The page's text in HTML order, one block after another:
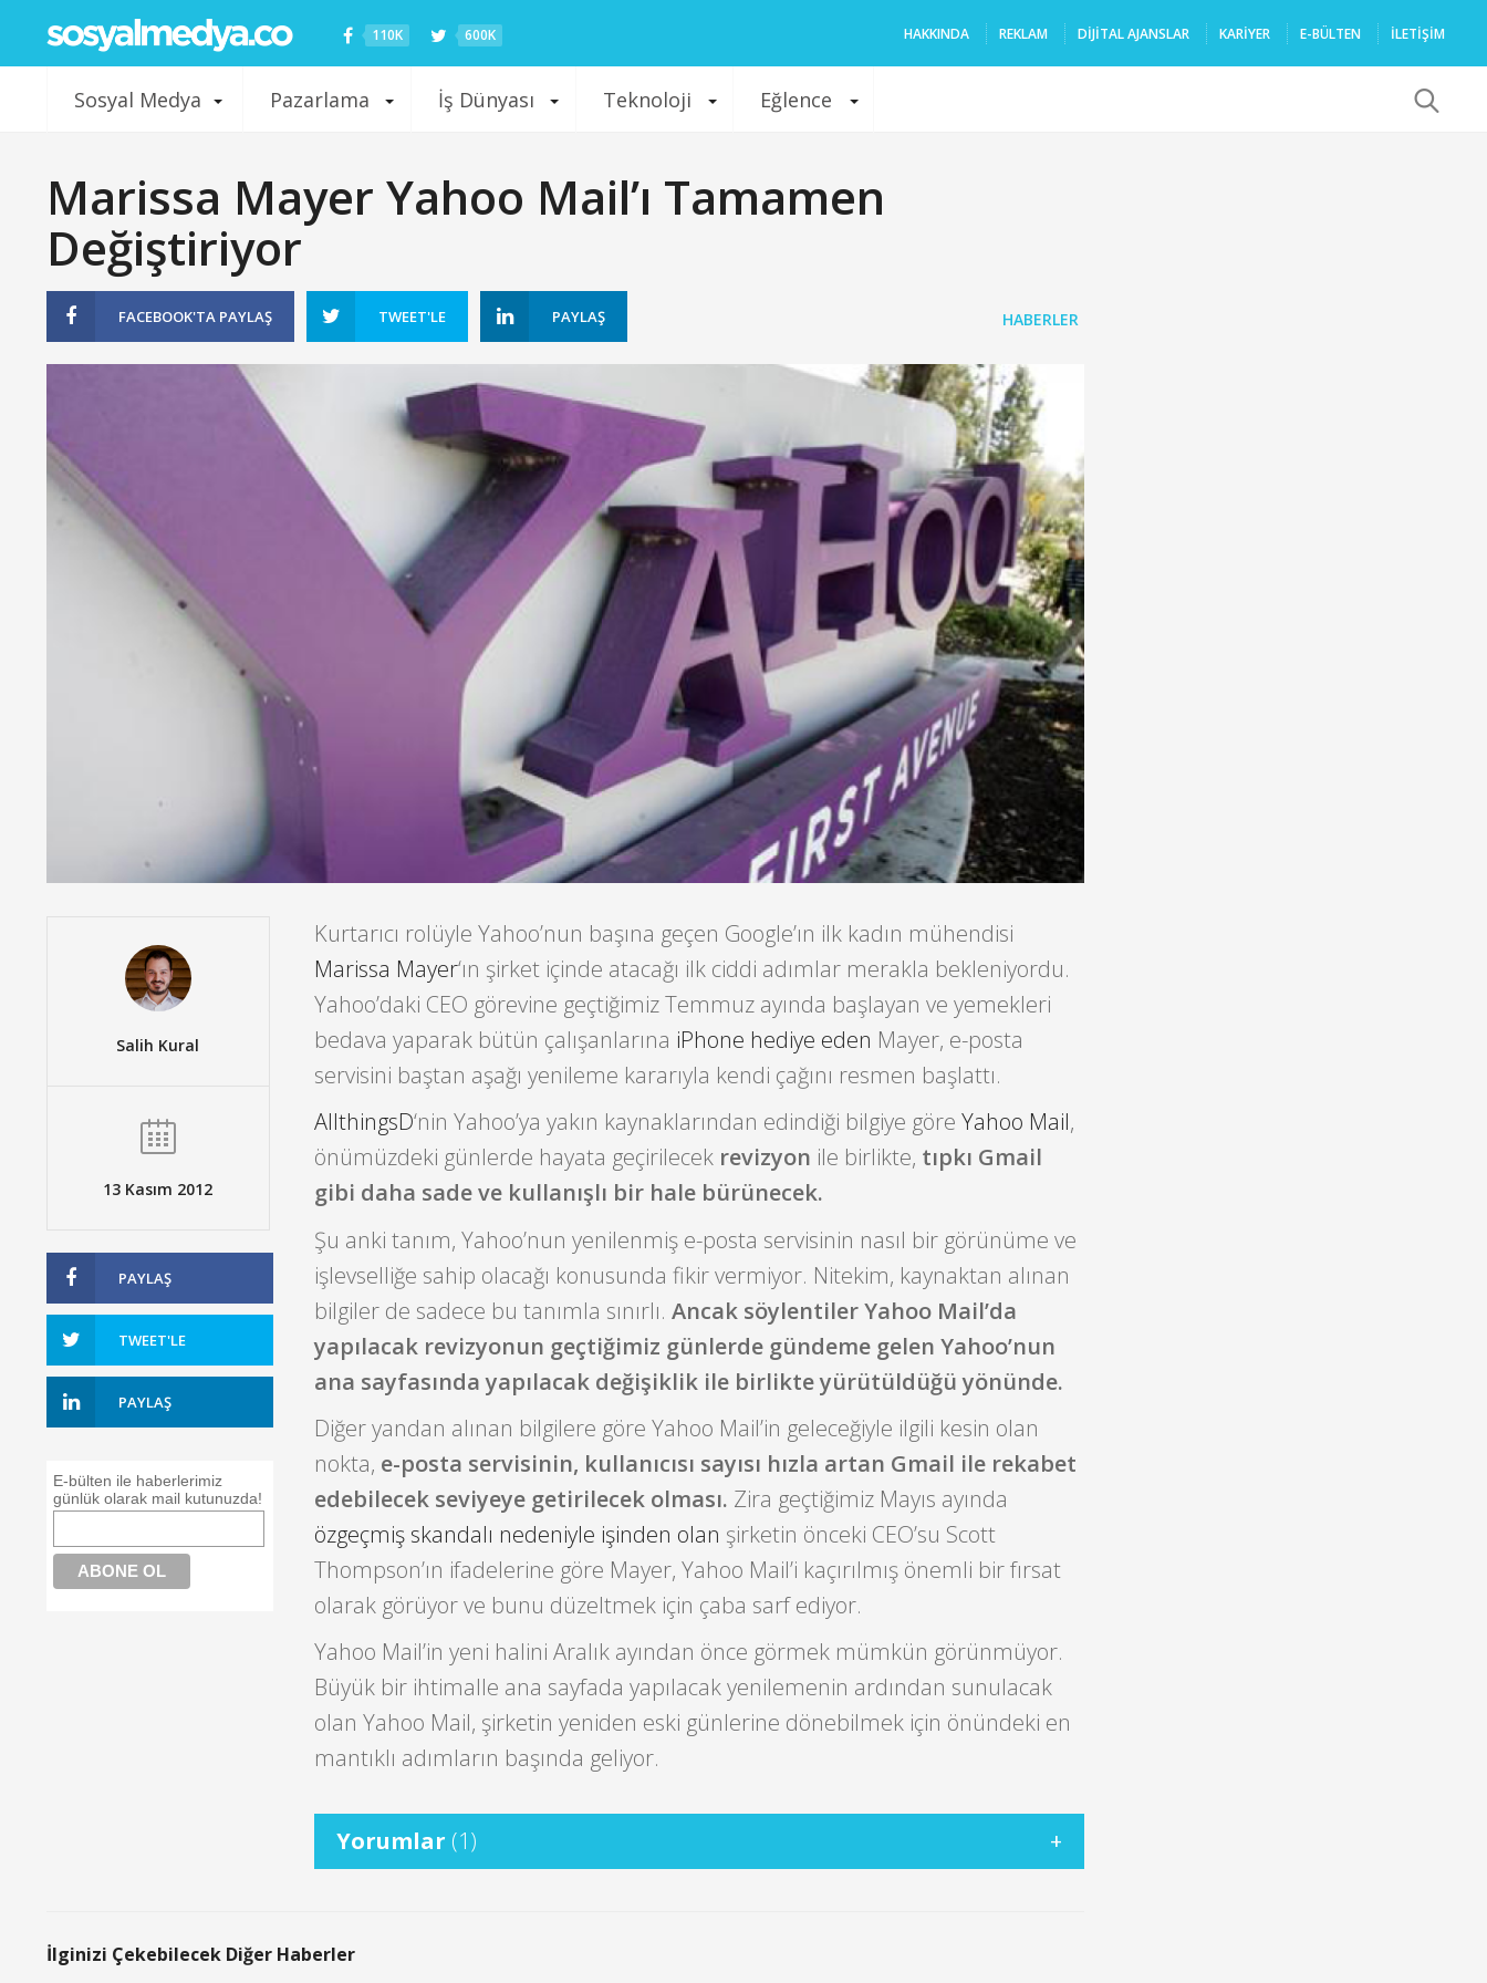
110K 600K HAKKINDA REKLAM DIJITAL AJANSLAR KARIYER E-BÜLTEN İLETİŞİM
Sosyal Medya Pazarlama İş Dünyası Teknoloji Eğlence
Marissa Mayer Yahoo Mail’ı Tamamen
Değiştiriyor
FACEBOOK'TA PAYLAŞ TWEET'LE PAYLAŞ HABERLER
Salih Kural
13 Kasım 2012
PAYLAŞ
TWEET'LE
PAYLAŞ
E-bülten ile haberlerimiz
günlük olarak mail kutunuzda!
Kurtarıcı rolüyle Yahoo’nun başına geçen Google’ın ilk kadın mühendisi
Marissa Mayer‘ın şirket içinde atacağı ilk ciddi adımlar merakla bekleniyordu.
Yahoo’daki CEO görevine geçtiğimiz Temmuz ayında başlayan ve yemekleri
bedava yaparak bütün çalışanlarına iPhone hediye eden Mayer, e-posta
servisini baştan aşağı yenileme kararıyla kendi çağını resmen başlattı.
AllthingsD‘nin Yahoo’ya yakın kaynaklarından edindiği bilgiye göre Yahoo Mail,
önümüzdeki günlerde hayata geçirilecek revizyon ile birlikte, tıpkı Gmail
gibi daha sade ve kullanışlı bir hale bürünecek.
Şu anki tanım, Yahoo’nun yenilenmiş e-posta servisinin nasıl bir görünüme ve
işlevselliğe sahip olacağı konusunda fikir vermiyor. Nitekim, kaynaktan alınan
bilgiler de sadece bu tanımla sınırlı. Ancak söylentiler Yahoo Mail’da
yapılacak revizyonun geçtiğimiz günlerde gündeme gelen Yahoo’nun
ana sayfasında yapılacak değişiklik ile birlikte yürütüldüğü yönünde.
Diğer yandan alınan bilgilere göre Yahoo Mail’in geleceğiyle ilgili kesin olan
nokta, e-posta servisinin, kullanıcısı sayısı hızla artan Gmail ile rekabet
edebilecek seviyeye getirilecek olması. Zira geçtiğimiz Mayıs ayında
özgeçmiş skandalı nedeniyle işinden olan şirketin önceki CEO’su Scott
Thompson’ın ifadelerine göre Mayer, Yahoo Mail’i kaçırılmış önemli bir fırsat
olarak görüyor ve bunu düzeltmek için çaba sarf ediyor.
Yahoo Mail’in yeni halini Aralık ayından önce görmek mümkün görünmüyor.
Büyük bir ihtimalle ana sayfada yapılacak yenilemenin ardından sunulacak
olan Yahoo Mail, şirketin yeniden eski günlerine dönebilmek için önündeki en
mantıklı adımların başında geliyor.
Yorumlar (1)
İlginizi Çekebilecek Diğer Haberler